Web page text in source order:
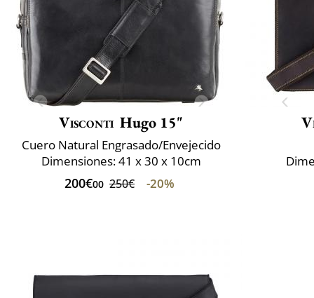
Visconti Hugo 15"
Cuero Natural Engrasado/Envejecido
Dimensiones: 41 x 30 x 10cm
200€00 250€ -20%